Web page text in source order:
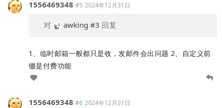
1556469348 #5 2024年12月31日
对 awking #3 回复
1、临时邮箱一般都只是收，发邮件会出问题 2、自定义前
缀是付费功能
1556469348 #6 2024年12月31日